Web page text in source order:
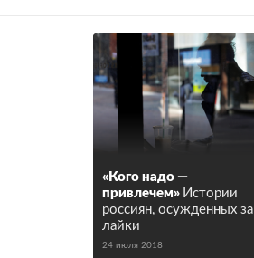
«Кого надо —
привлечем» Истории
россиян, осужденных за
лайки
24 июля 2018